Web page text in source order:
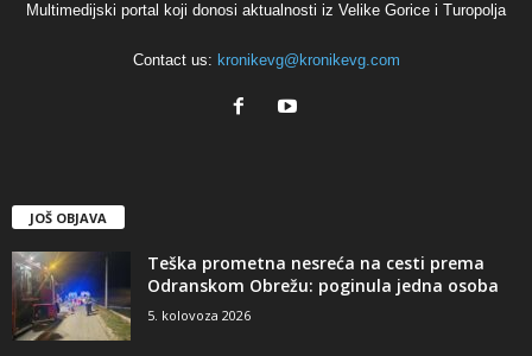
Multimedijski portal koji donosi aktualnosti iz Velike Gorice i Turopolja
Contact us: kronikevg@kronikevg.com
JOŠ OBJAVA
Teška prometna nesreća na cesti prema
Odranskom Obrežu: poginula jedna osoba
5. kolovoza 2026